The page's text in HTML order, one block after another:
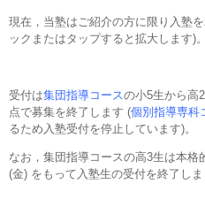
現在，当塾はご紹介の方に限り入塾
ックまたはタップすると拡大します)。
受付は集団指導コースの小5生から高
点で募集を終了します (個別指導専科
るため入塾受付を停止しています)。
なお，集団指導コースの高3生は本格
(金) をもって入塾生の受付を終了しま